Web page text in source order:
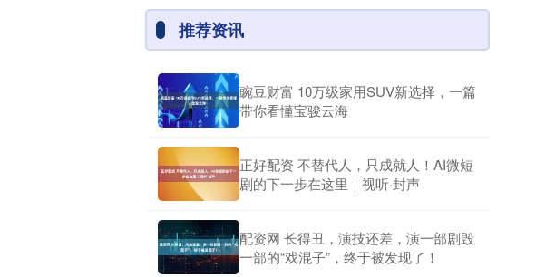
推荐资讯
豌豆财富 10万级家用SUV新选择，一篇
带你看懂宝骏云海
正好配资 不替代人，只成就人！AI微短
剧的下一步在这里｜视听·封声
配资网 长得丑，演技还差，演一部剧毁
一部的“戏混子”，终于被发现了！